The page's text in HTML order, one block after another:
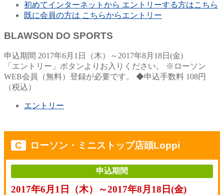
初めてインターネットから エントリーする方はこちら
既に会員の方は こちらからエントリー
BLAWSON DO SPORTS
申込期間 2017年6月1日（木）～2017年8月18日(金)
「エントリー」ボタンよりお入りください。
※ローソン
WEB会員（無料）登録が必要です。
◆申込手数料 108円
（税込）
エントリー
C ローソン・ミニストップ店頭Loppi
申込期間
2017年6月1日（木）～2017年8月18日(金)